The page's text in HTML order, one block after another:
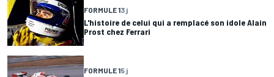
FORMULE 13 j
L'histoire de celui qui a remplacé son idole Alain
Prost chez Ferrari
FORMULE 15 j